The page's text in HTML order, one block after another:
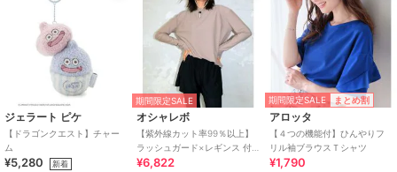
ジェラート ピケ
【ドラゴンクエスト】チャー
ム
¥5,280 新着
期間限定SALE
オシャレボ
【紫外線カット率99％以上】
ラッシュガード×レギンス 付
き タンキニ
¥6,822
期間限定SALE まとめ割
アロッタ
【４つの機能付】ひんやりフ
リル袖ブラウスＴシャツ
¥1,790